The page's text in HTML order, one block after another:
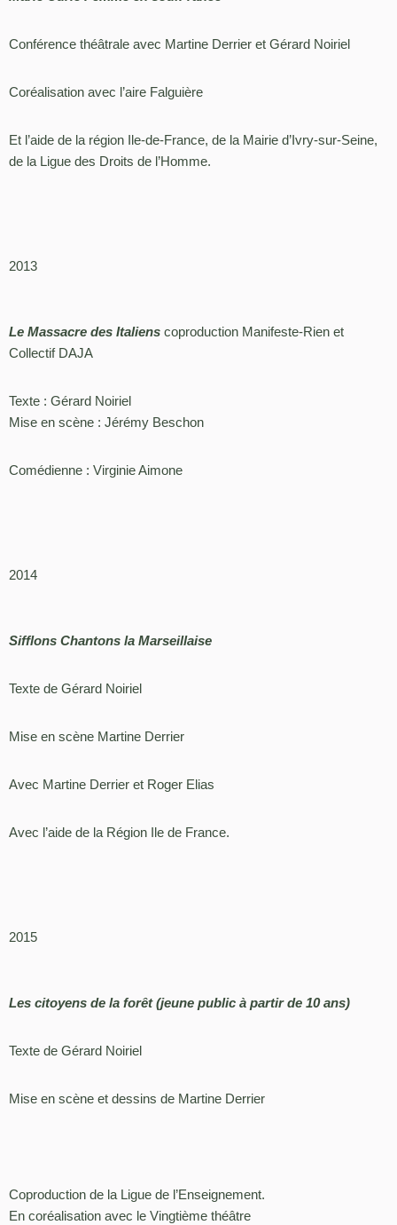
Conférence théâtrale avec Martine Derrier et Gérard Noiriel
Coréalisation avec l’aire Falguière
Et l’aide de la région Ile-de-France, de la Mairie d’Ivry-sur-Seine,
de la Ligue des Droits de l’Homme.
2013
Le Massacre des Italiens coproduction Manifeste-Rien et
Collectif DAJA
Texte : Gérard Noiriel
Mise en scène : Jérémy Beschon
Comédienne : Virginie Aimone
2014
Sifflons Chantons la Marseillaise
Texte de Gérard Noiriel
Mise en scène Martine Derrier
Avec Martine Derrier et Roger Elias
Avec l’aide de la Région Ile de France.
2015
Les citoyens de la forêt (jeune public à partir de 10 ans)
Texte de Gérard Noiriel
Mise en scène et dessins de Martine Derrier
Coproduction de la Ligue de l’Enseignement.
En coréalisation avec le Vingtième théâtre